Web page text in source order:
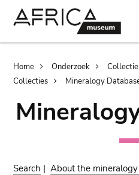
Breadcrumb
Home Onderzoek
Collecties
Mineralogy
Search |About the